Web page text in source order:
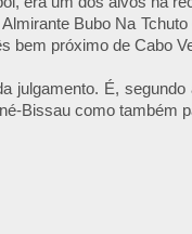
Bubo Na
bem próximo de Cabo
julgamento. É, segundo
Bissau como também